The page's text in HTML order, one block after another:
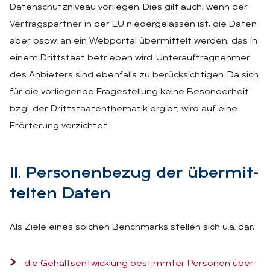
Datenschutzniveau vorliegen. Dies gilt auch, wenn der
Vertragspartner in der EU niedergelassen ist, die Daten
aber bspw. an ein Webportal übermittelt werden, das in
einem Drittstaat betrieben wird. Unterauftragnehmer
des Anbieters sind ebenfalls zu berücksichtigen. Da sich
für die vorliegende Fragestellung keine Besonderheit
bzgl. der Drittstaatenthematik ergibt, wird auf eine
Erörterung verzichtet.
II. Per­so­nen­be­zug der über­mit­
tel­ten Da­ten
Als Ziele eines solchen Benchmarks stellen sich u.a. dar,
die Gehaltsentwicklung bestimmter Personen über